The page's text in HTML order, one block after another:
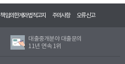
책임의한계와법적고지 주의사항 오류신고
대출중개분야 대출문의
11년 연속 1위